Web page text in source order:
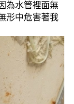
為水管裡面無
形中危害著我